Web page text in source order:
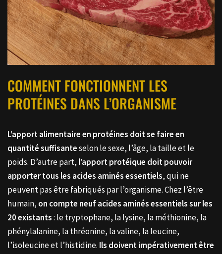
COMMENT FONCTIONNENT LES
PROTÉINES DANS L’ORGANISME
L’apport alimentaire en protéines doit se faire en
quantité suffisanteselon le sexe, l’âge, la taille et le
poids. D’autre part, l’apport protéique doit pouvoir
apporter tous les acides aminés essentiels, qui ne
peuvent pas être fabriqués par l’organisme. Chez l’être
humain, on compte neuf acides aminés essentiels sur les
20 existants: le tryptophane, la lysine, la méthionine, la
phénylalanine, la thréonine, la valine, la leucine,
l’isoleucine et l’histidine. Ils doivent impérativement être